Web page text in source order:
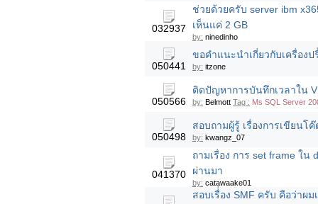
032937
ช่วยด้วยครับ server ibm
เห็นแค่ 2 GB
by: ninedinho
050441
ขอคำแนะนำเกี่ยวกับเครื่อง
by: itzone
050566
ติดปัญหาการบันทึกเวลาใน
by: Belmott Tag : Ms SQL Server
050498
สอบถามผู้รู้ เรื่องการเขียนโ
by: kwangz_07
041370
ถามเรื่อง การ set frame ใ
ผ่านมา
by: catawaake01
สอบเรื่่อง SMF ครับ คือว่าผ